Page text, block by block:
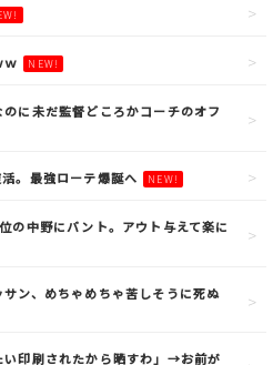
ｗ NEW!
に未だ監督どころかコーチのオフ
。最強ローテ爆誕へ NEW!
の中野にバント。アウト与えて楽に
サン、めちゃめちゃ苦しそうに死ぬ
い印刷されたから晒すわ」→お前が